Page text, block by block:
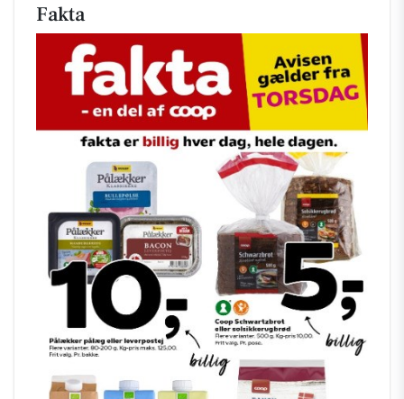
Fakta